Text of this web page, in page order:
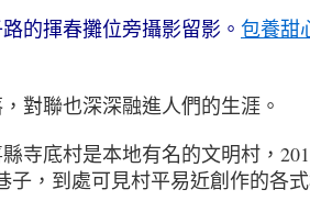
揮春攤位旁攝影留影。 包養甜
聯也深深融進人們的生涯。
寺底村是本地有名的文明村，
子，到處可見村平易近創作的各